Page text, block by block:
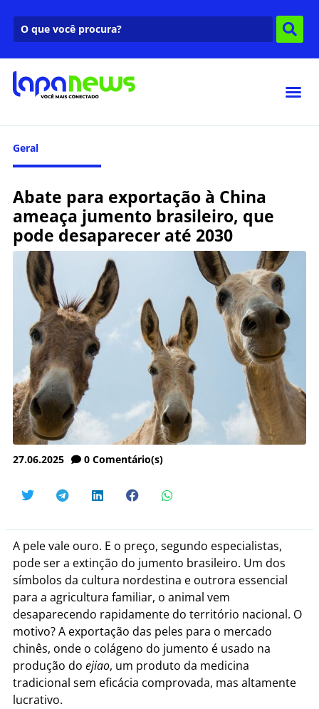
Geral
Abate para exportação à China
ameaça jumento brasileiro, que
pode desaparecer até 2030
27.06.2025 0 Comentário(s)
A pele vale ouro. E o preço, segundo especialistas,
pode ser a extinção do jumento brasileiro. Um dos
símbolos da cultura nordestina e outrora essencial
para a agricultura familiar, o animal vem
desaparecendo rapidamente do território nacional. O
motivo? A exportação das peles para o mercado
chinês, onde o colágeno do jumento é usado na
produção do ejiao, um produto da medicina
tradicional sem eficácia comprovada, mas altamente
lucrativo.